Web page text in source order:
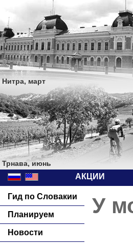
Нитра, март
Трнава, июнь
АКЦИИ
Гид по Словакии
Планируем
Новости
У